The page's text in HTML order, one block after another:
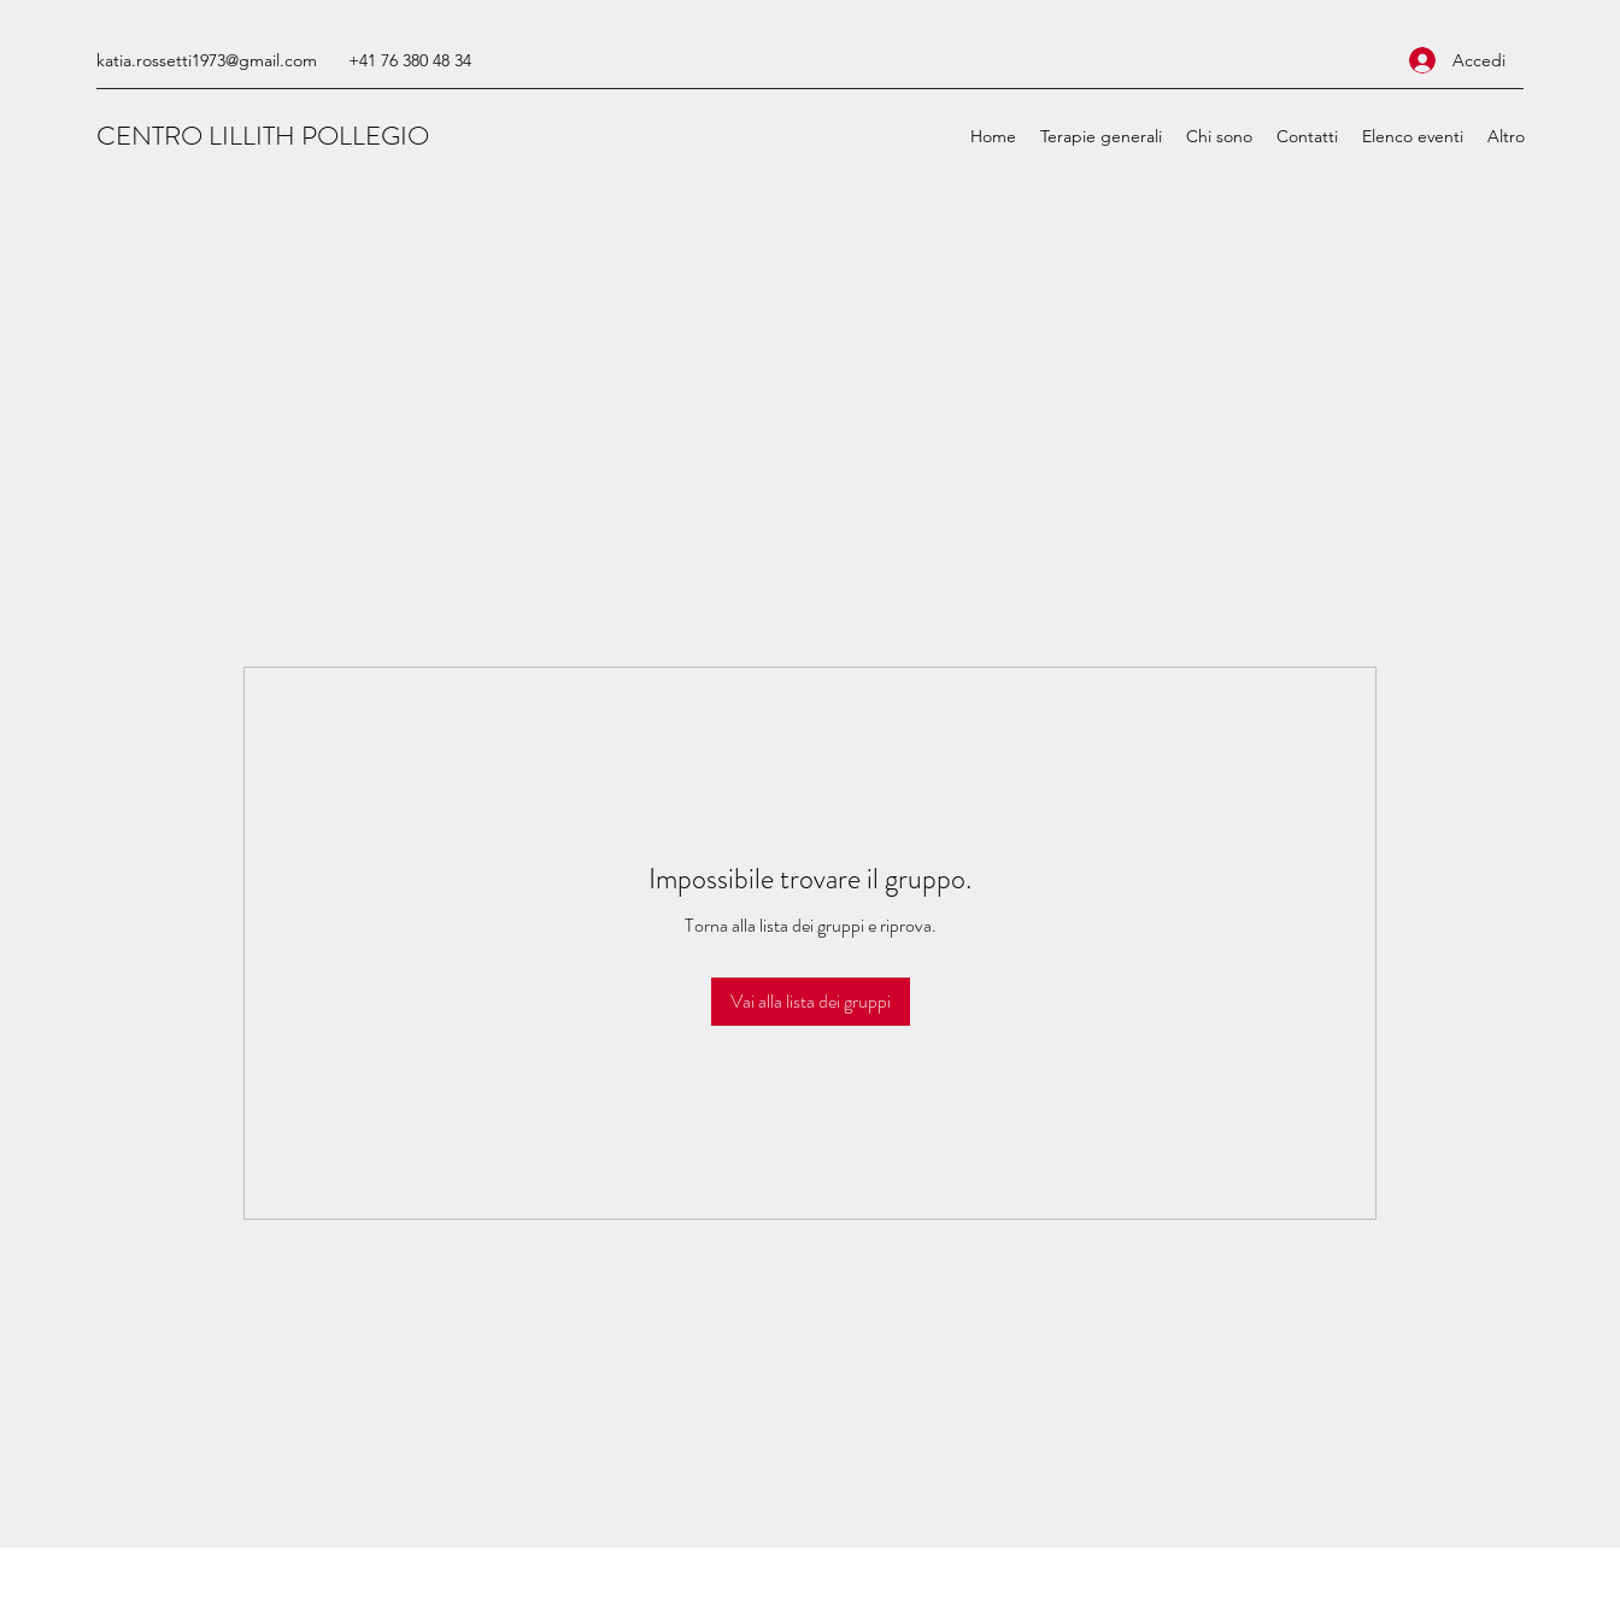
katia.rossetti1973@gmail.com +41 76 380 48 34 Accedi
CENTRO LILLITH POLLEGIO Home Terapie generali Chi sono Contatti Elenco eventi Altro
Impossibile trovare il gruppo.
Torna alla lista dei gruppi e riprova.
Vai alla lista dei gruppi